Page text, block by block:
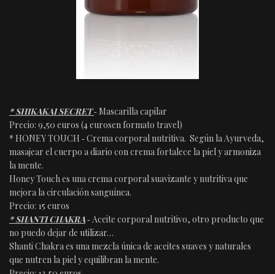
* SHIKAKAI SECRET‐ Mascarilla capilar
Precio: 9,50 euros (4 eurosen formato travel)
* HONEY TOUCH ‐ Crema corporal nutritiva. Según la Ayurveda,
masajear el cuerpo a diario con crema fortalece la piel y armoniza
la mente.
Honey Touch es una crema corporal suavizante y nutritiva que
mejora la circulación sanguínea.
Precio: 15 euros
* SHANTI CHAKRA‐ Aceite corporal nutritivo, otro producto que
no puedo dejar de utilizar…
Shanti Chakra es una mezcla única de aceites suaves y naturales
que nutren la piel y equilibran la mente.